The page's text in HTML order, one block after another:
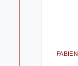
FABIEN